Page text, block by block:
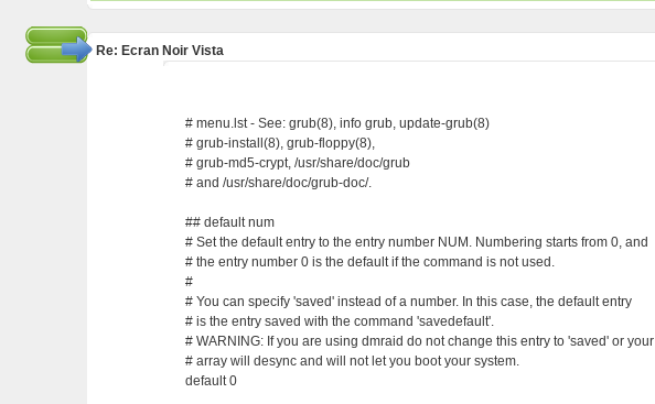
Re: Ecran Noir Vista
# menu.lst - See: grub(8), info grub, update-grub(8)
# grub-install(8), grub-floppy(8),
# grub-md5-crypt, /usr/share/doc/grub
# and /usr/share/doc/grub-doc/.
## default num
# Set the default entry to the entry number NUM. Numbering starts from 0, and
# the entry number 0 is the default if the command is not used.
#
# You can specify 'saved' instead of a number. In this case, the default entry
# is the entry saved with the command 'savedefault'.
# WARNING: If you are using dmraid do not change this entry to 'saved' or your
# array will desync and will not let you boot your system.
default 0